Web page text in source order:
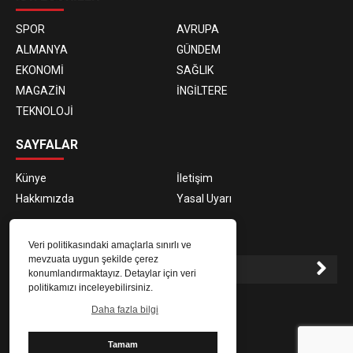
Veri politikasındaki amaçlarla sınırlı ve
mevzuata uygun şekilde çerez
konumlandırmaktayız. Detaylar için veri
politikamızı inceleyebilirsiniz.
Daha fazla bilgi
Tamam
SPOR
AVRUPA
ALMANYA
GÜNDEM
EKONOMİ
SAĞLIK
MAGAZİN
İNGİLTERE
TEKNOLOJİ
SAYFALAR
Künye
İletişim
Hakkımızda
Yasal Uyarı